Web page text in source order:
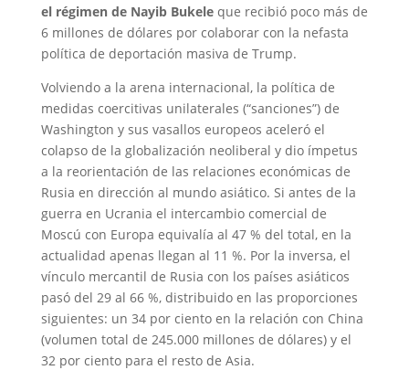
el régimen de Nayib Bukeleque recibió poco más de
6 millones de dólares por colaborar con la nefasta
política de deportación masiva de Trump.
Volviendo a la arena internacional, la política de
medidas coercitivas unilaterales (“sanciones”) de
Washington y sus vasallos europeos aceleró el
colapso de la globalización neoliberal y dio ímpetus
a la reorientación de las relaciones económicas de
Rusia en dirección al mundo asiático. Si antes de la
guerra en Ucrania el intercambio comercial de
Moscú con Europa equivalía al 47 % del total, en la
actualidad apenas llegan al 11 %. Por la inversa, el
vínculo mercantil de Rusia con los países asiáticos
pasó del 29 al 66 %, distribuido en las proporciones
siguientes: un 34 por ciento en la relación con China
(volumen total de 245.000 millones de dólares) y el
32 por ciento para el resto de Asia.